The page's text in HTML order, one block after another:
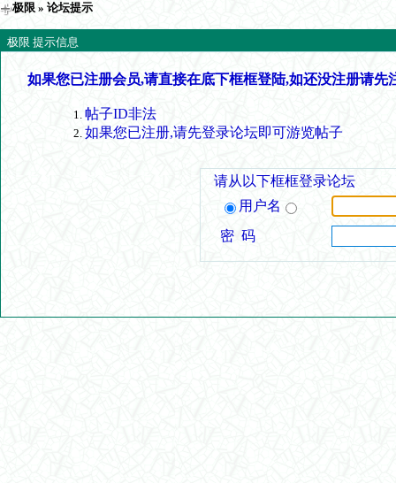
极限 » 论坛提示
极限 提示信息
如果您已注册会员,请直接在底下框框登陆,如还没注册请先
帖子ID非法
如果您已注册,请先登录论坛即可游览帖子
请从以下框框登录论坛
用户名
密 码